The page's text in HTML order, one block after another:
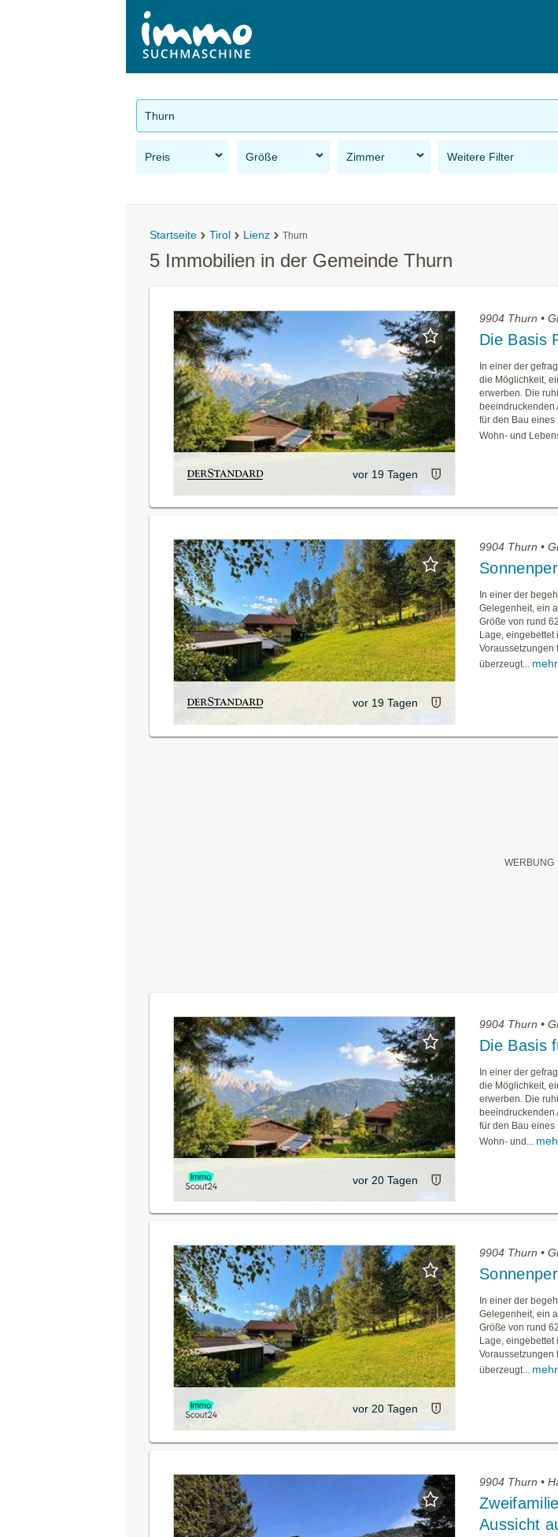
Thurn
Preis Größe Zimmer Weitere Filter
Startseite Tirol Lienz Thurn
5 Immobilien in der Gemeinde Thurn
vor 19 Tagen
9904 Thurn •
Die Basis
In einer der
die Möglichkeit,
erwerben. Die
beeindruckenden
für den Bau
Wohn- und
vor 19 Tagen
9904 Thurn •
In einer der
Gelegenheit, ein
Größe von rund
Lage,
Voraussetzungen
überzeugt...
vor 20 Tagen
9904 Thurn •
Die Basis
In einer der
die Möglichkeit,
erwerben. Die
beeindruckenden
für den Bau
Wohn- und...
vor 20 Tagen
9904 Thurn •
In einer der
Gelegenheit, ein
Größe von rund
Lage,
Voraussetzungen
überzeugt...
9904 Thurn •
Aussicht